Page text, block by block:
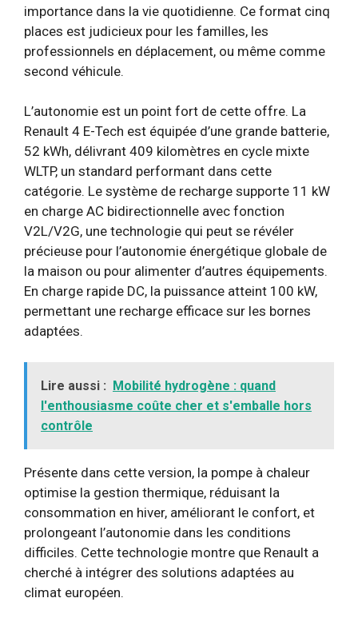
importance dans la vie quotidienne. Ce format cinq
places est judicieux pour les familles, les
professionnels en déplacement, ou même comme
second véhicule.
L’autonomie est un point fort de cette offre. La
Renault 4 E-Tech est équipée d’une grande batterie,
52 kWh, délivrant 409 kilomètres en cycle mixte
WLTP, un standard performant dans cette
catégorie. Le système de recharge supporte 11 kW
en charge AC bidirectionnelle avec fonction
V2L/V2G, une technologie qui peut se révéler
précieuse pour l’autonomie énergétique globale de
la maison ou pour alimenter d’autres équipements.
En charge rapide DC, la puissance atteint 100 kW,
permettant une recharge efficace sur les bornes
adaptées.
Lire aussi : Mobilité hydrogène : quand
l'enthousiasme coûte cher et s'emballe hors
contrôle
Présente dans cette version, la pompe à chaleur
optimise la gestion thermique, réduisant la
consommation en hiver, améliorant le confort, et
prolongeant l’autonomie dans les conditions
difficiles. Cette technologie montre que Renault a
cherché à intégrer des solutions adaptées au
climat européen.